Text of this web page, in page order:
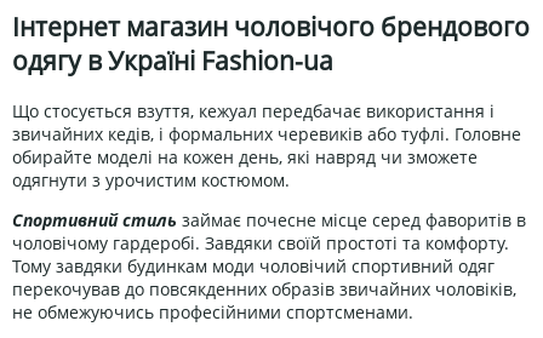
Інтернет магазин чоловічого брендового
одягу в Україні Fashion-ua
Що стосується взуття, кежуал передбачає використання і
звичайних кедів, і формальних черевиків або туфлі. Головне
обирайте моделі на кожен день, які навряд чи зможете
одягнути з урочистим костюмом.
Спортивний стиль займає почесне місце серед фаворитів в
чоловічому гардеробі. Завдяки своїй простоті та комфорту.
Тому завдяки будинкам моди чоловічий спортивний одяг
перекочував до повсякденних образів звичайних чоловіків,
не обмежуючись професійними спортсменами.